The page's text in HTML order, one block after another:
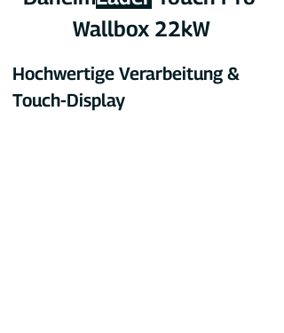
Wallbox 22kW
Hochwertige Verarbeitung &
Touch-Display